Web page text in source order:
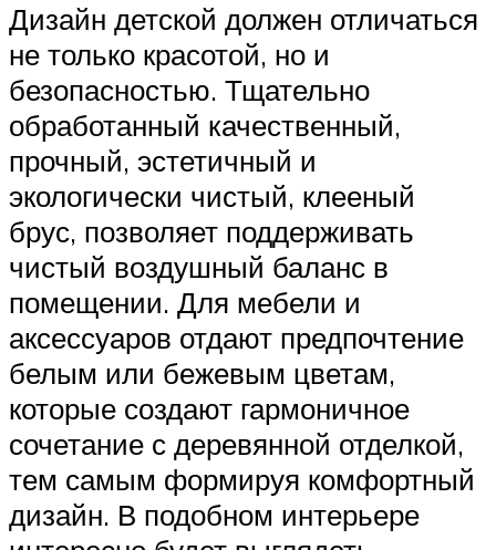
Дизайн детской должен отличаться
не только красотой, но и
безопасностью. Тщательно
обработанный качественный,
прочный, эстетичный и
экологически чистый, клееный
брус, позволяет поддерживать
чистый воздушный баланс в
помещении. Для мебели и
аксессуаров отдают предпочтение
белым или бежевым цветам,
которые создают гармоничное
сочетание с деревянной отделкой,
тем самым формируя комфортный
дизайн. В подобном интерьере